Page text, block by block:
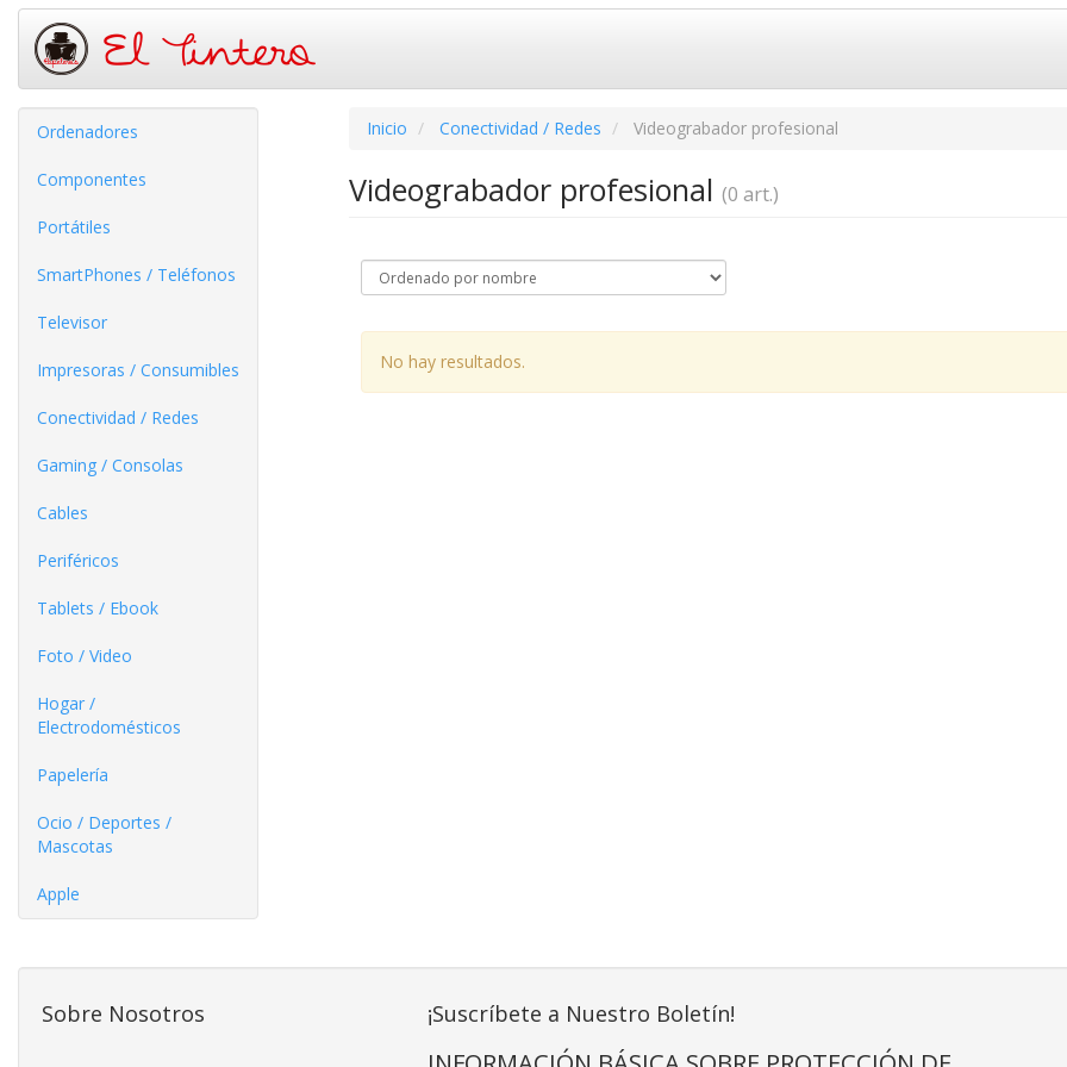
Ordenadores
Componentes
Portátiles
SmartPhones / Teléfonos
Televisor
Impresoras / Consumibles
Conectividad / Redes
Gaming / Consolas
Cables
Periféricos
Tablets / Ebook
Foto / Video
Hogar /
Electrodomésticos
Papelería
Ocio / Deportes /
Mascotas
Apple
Inicio Conectividad / Redes Videograbador profesional
Videograbador profesional (0 art.)
No hay resultados.
Sobre Nosotros ¡Suscríbete a Nuestro Boletín!